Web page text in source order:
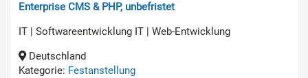
Enterprise CMS & PHP, unbefristet
IT | Softwareentwicklung IT | Web-Entwicklung
Deutschland
Kategorie: Festanstellung